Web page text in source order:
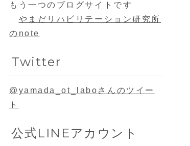
もう一つのブログサイトです
やまだリハビリテーション研究所
のnote
Twitter
@yamada_ot_laboさんのツイー
ト
公式LINEアカウント